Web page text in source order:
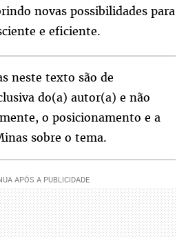
novas possibilidades para
e eficiente.
neste texto são de
do(a) autor(a) e não
o posicionamento e a
sobre o tema.